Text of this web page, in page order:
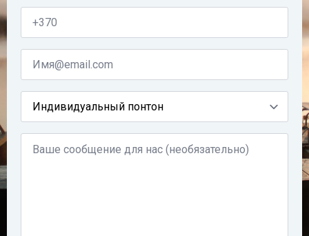
Tel.
Nr.
El.
Paštas
Kas
jus
domina?
Žinutė